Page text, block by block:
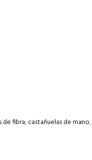
de fibra,castañuelas de mano,